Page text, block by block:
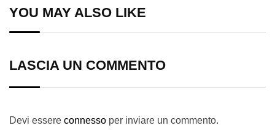
YOU MAY ALSO LIKE
LASCIA UN COMMENTO
Devi essere connesso per inviare un commento.